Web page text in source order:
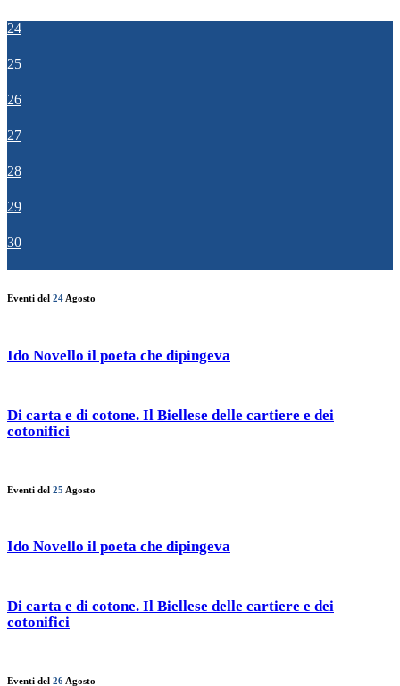
24
25
26
27
28
29
30
Eventi del 24 Agosto
Ido Novello il poeta che dipingeva
Di carta e di cotone. Il Biellese delle cartiere e dei
cotonifici
Eventi del 25 Agosto
Ido Novello il poeta che dipingeva
Di carta e di cotone. Il Biellese delle cartiere e dei
cotonifici
Eventi del 26 Agosto